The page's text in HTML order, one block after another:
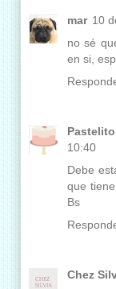
mar 10
no sé
en si,
10:40
Debe
que
Bs
Chez